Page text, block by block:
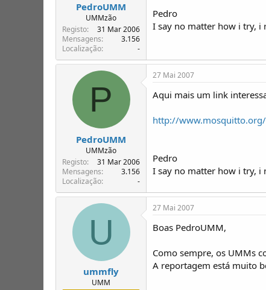
e
T
ó
p
í
i
o
PedroUMM
UMMzão
Registo
31 Mar 2006
Mensagens
3.156
Localização
-
Pedro
I say no matter how i try, i
P
PedroUMM
UMMzão
Registo
31 Mar 2006
Mensagens
3.156
Localização
-
27 Mai 2007
Aqui mais um link
http://
Pedro
I say no matter how i try, i
U
ummfly
UMM
27 Mai 2007
Boas PedroUMM,
Como sempre, os UMMs
A reportagem está muito